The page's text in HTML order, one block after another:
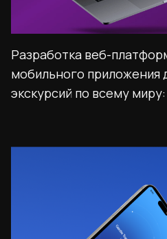
Разработка веб-
мобильного приложения
экскурсий по всему